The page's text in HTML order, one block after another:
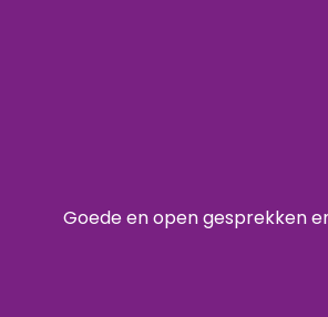
Goede en open gesprekken